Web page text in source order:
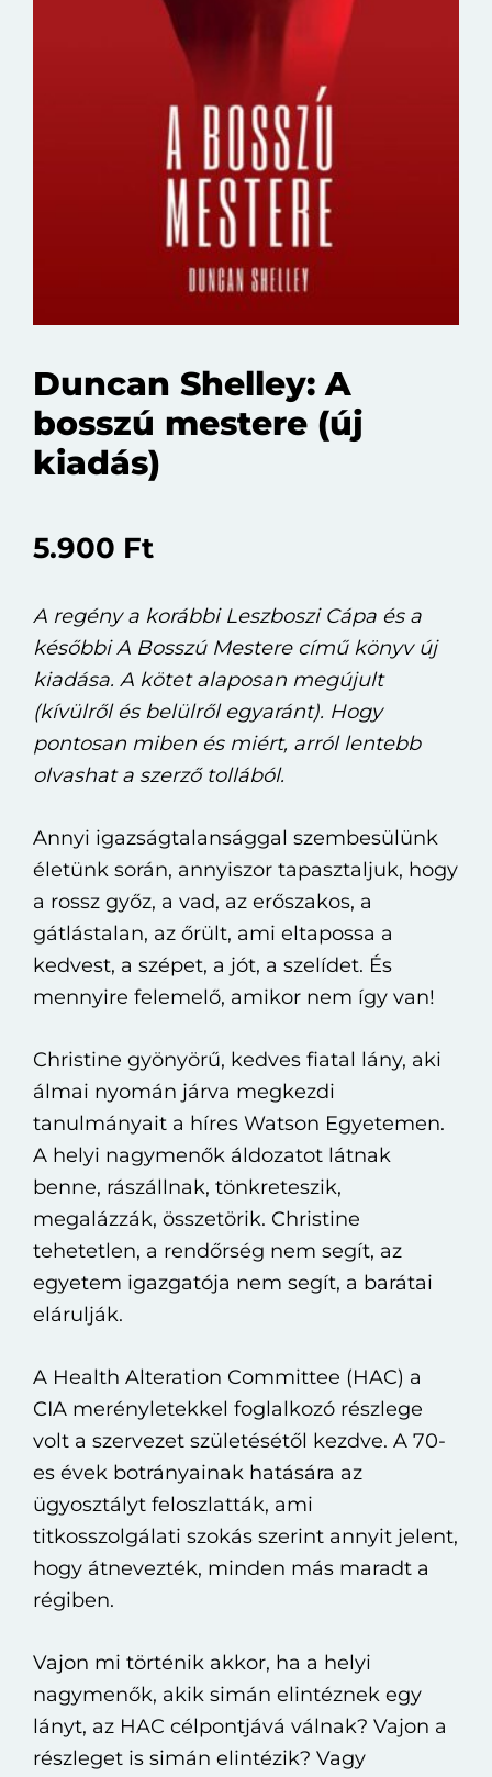
Duncan Shelley: A
bosszú mestere (új
kiadás)
5.900 Ft
A regény a korábbi Leszboszi Cápa és a
későbbi A Bosszú Mestere című könyv új
kiadása. A kötet alaposan megújult
(kívülről és belülről egyaránt). Hogy
pontosan miben és miért, arról lentebb
olvashat a szerző tollából.
Annyi igazságtalansággal szembesülünk
életünk során, annyiszor tapasztaljuk, hogy
a rossz győz, a vad, az erőszakos, a
gátlástalan, az őrült, ami eltapossa a
kedvest, a szépet, a jót, a szelídet. És
mennyire felemelő, amikor nem így van!
Christine gyönyörű, kedves fiatal lány, aki
álmai nyomán járva megkezdi
tanulmányait a híres Watson Egyetemen.
A helyi nagymenők áldozatot látnak
benne, rászállnak, tönkreteszik,
megalázzák, összetörik. Christine
tehetetlen, a rendőrség nem segít, az
egyetem igazgatója nem segít, a barátai
elárulják.
A Health Alteration Committee (HAC) a
CIA merényletekkel foglalkozó részlege
volt a szervezet születésétől kezdve. A 70-
es évek botrányainak hatására az
ügyosztályt feloszlatták, ami
titkosszolgálati szokás szerint annyit jelent,
hogy átnevezték, minden más maradt a
régiben.
Vajon mi történik akkor, ha a helyi
nagymenők, akik simán elintéznek egy
lányt, az HAC célpontjává válnak? Vajon a
részleget is simán elintézik? Vagy